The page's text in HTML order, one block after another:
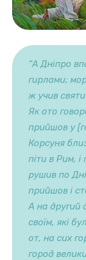
“А Дніпро
гирлами;
ж учив
Як ото
прийшов у
Корсуня
піти в Рим, і
рушив по
прийшов і
А на другий
своїм, які
от, на сих
город